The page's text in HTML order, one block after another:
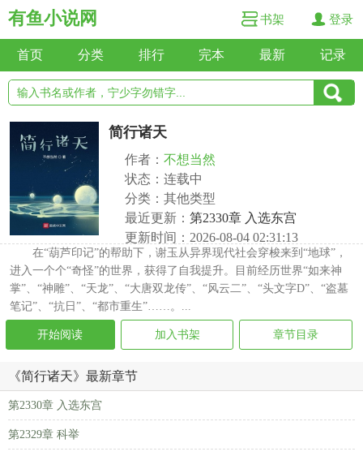
有鱼小说网 书架 登录
首页 分类 排行 完本 最新 记录
简行诸天
作者： 不想当然
状态：连载中
分类：其他类型
最近更新： 第2330章 入选东宫
更新时间：2026-08-04 02:31:13
在“葫芦印记”的帮助下，谢玉从异界现代社会穿梭来到“地球”，
进入一个个“奇怪”的世界，获得了自我提升。目前经历世界“如来神
掌”、“神雕”、“天龙”、“大唐双龙传”、“风云二”、“头文字D”、“盗墓
笔记”、“抗日”、“都市重生”……。...
开始阅读 加入书架 章节目录
《简行诸天》最新章节
第2330章 入选东宫
第2329章 科举